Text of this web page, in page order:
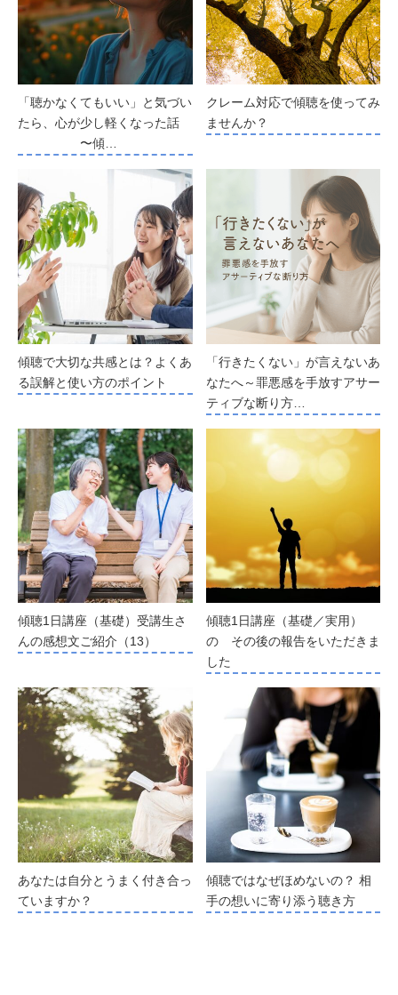
「聴かなくてもいい」と気づい
たら、心が少し軽くなった話
〜傾…
クレーム対応で傾聴を使ってみ
ませんか？
傾聴で大切な共感とは？よくあ
る誤解と使い方のポイント
「行きたくない」が言えないあ
なたへ～罪悪感を手放すアサー
ティブな断り方…
傾聴1日講座（基礎）受講生さ
んの感想文ご紹介（13）
傾聴1日講座（基礎／実用）
の その後の報告をいただきま
した
あなたは自分とうまく付き合っ
ていますか？
傾聴ではなぜほめないの？ 相
手の想いに寄り添う聴き方